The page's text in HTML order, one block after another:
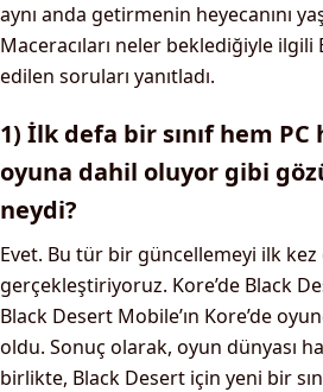
aynı anda getirmenin heyecanını
Maceracıları neler beklediğiyle ilgili
edilen soruları yanıtladı.
1) İlk defa bir sınıf hem
oyuna dahil oluyor gibi
neydi?
Evet. Bu tür bir güncellemeyi ilk
gerçekleştiriyoruz. Kore’de Black
Black Desert Mobile’ın Kore’de
oldu. Sonuç olarak, oyun dünyası
birlikte, Black Desert için yeni bir